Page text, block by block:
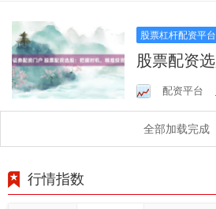
股票杠杆配资平台
股票配资
精准投资
配资平台
全部加载完成
行情指数